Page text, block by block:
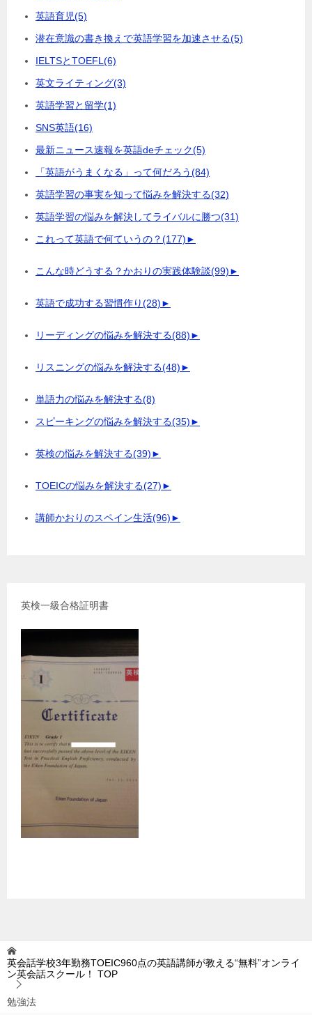
英語育児(5)
潜在意識の書き換えで英語学習を加速させる(5)
IELTSとTOEFL (6)
英文ライティング(3)
英語学習と留学(1)
SNS英語(16)
最新ニュース速報を英語deチェック(5)
「英語がうまくなる」って何だろう(84)
英語学習の事実を知って悩みを解決する(32)
英語学習の悩みを解決してライバルに勝つ(31)
これって英語で何ていうの？(177)►
こんな時どうする？かおりの実践体験談(99)►
英語で成功する習慣作り(28)►
リーディングの悩みを解決する(88)►
リスニングの悩みを解決する(48)►
単語力の悩みを解決する(8)
スピーキングの悩みを解決する(35)►
英検の悩みを解決する(39)►
TOEICの悩みを解決する(27)►
講師かおりのスペイン生活(96)►
英検一級合格証明書
英会話学校3年勤務TOEIC960点の英語講師が教える“無料”オンライ
ン英会話スクール！
TOP
勉強法